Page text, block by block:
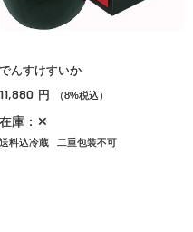
でんすけすいか
11,880 円 （8%税込）
在庫：✕
送料込冷蔵 二重包装不可